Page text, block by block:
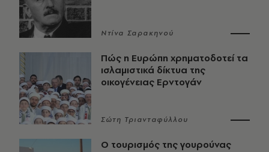
Ντίνα Σαρακηνού
Πώς η Ευρώπη χρηματοδοτεί τα
ισλαμιστικά δίκτυα της
οικογένειας Ερντογάν
Σώτη Τριανταφύλλου
Ο τουρισμός της γουρούνας